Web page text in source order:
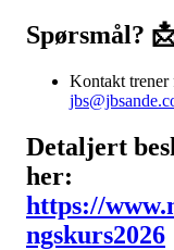
Spørsmål?
Kontakt trener
Detaljert
her:
https://
ngskurs2026